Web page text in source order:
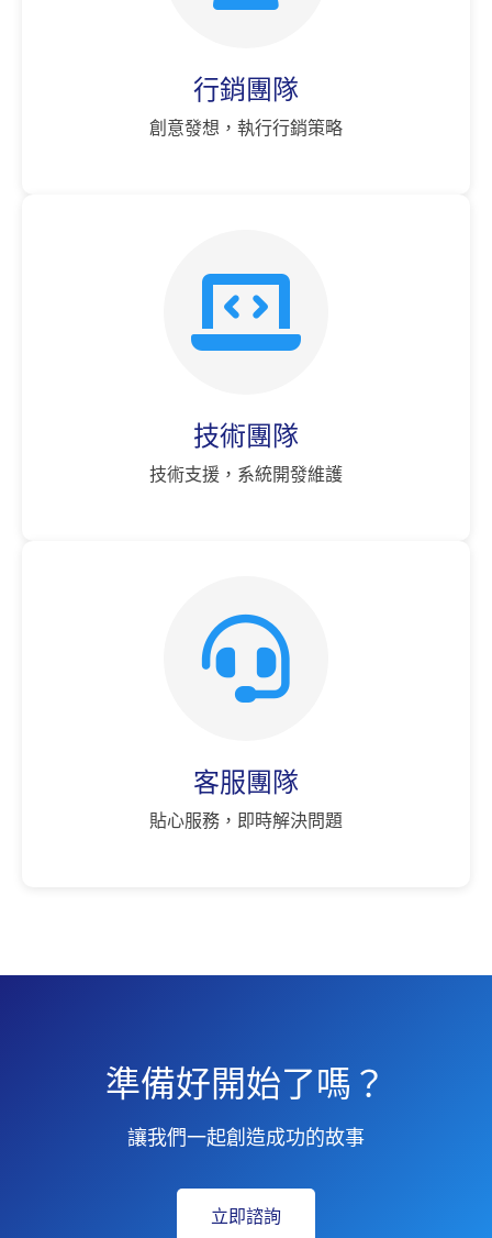
行銷團隊
創意發想，執行行銷策略
技術團隊
技術支援，系統開發維護
客服團隊
貼心服務，即時解決問題
準備好開始了嗎？
讓我們一起創造成功的故事
立即諮詢